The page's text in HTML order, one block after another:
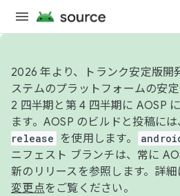
2026 年より、トランク安定版開
ステムのプラットフォームの安
2 四半期と第 4 四半期に AOSP
ます。AOSP のビルドと投稿には
release
を使用します。
ニフェスト ブランチは、常に
新のリリースを参照します。詳
変更点をご覧ください。